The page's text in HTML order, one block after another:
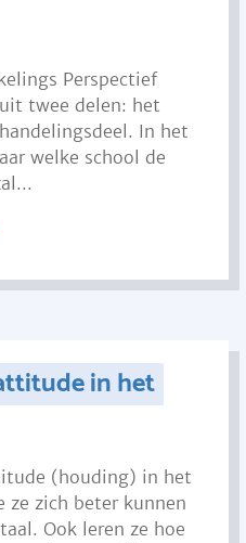
Perspectief
twee delen: het
In het
welke school de
in het
(houding) in het
ze zich beter kunnen
Ook leren ze hoe